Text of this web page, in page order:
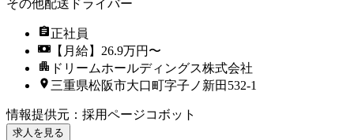
その他配送ドライバー
正社員
【月給】26.9万円〜
ドリームホールディングス株式会社
三重県松阪市大口町字子ノ新田532-1
情報提供元 ： 採用ページコボット
求人を見る